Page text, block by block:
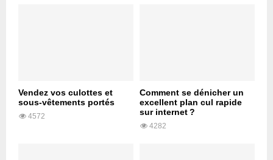
Vendez vos culottes et
sous-vêtements portés
4572
Comment se dénicher un
excellent plan cul rapide
sur internet ?
4282